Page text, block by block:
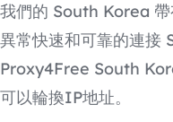
我們的 South Korea
異常快速和可靠的連接
Proxy4Free South
可以輪換IP地址。